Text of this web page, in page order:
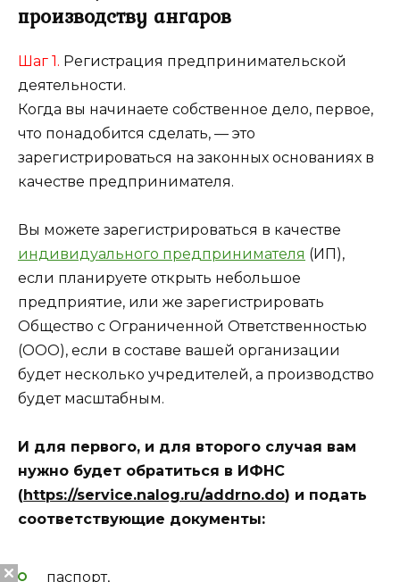
производству ангаров
Шаг 1. Регистрация предпринимательской
деятельности.
Когда вы начинаете собственное дело, первое,
что понадобится сделать, — это
зарегистрироваться на законных основаниях в
качестве предпринимателя.
Вы можете зарегистрироваться в качестве
индивидуального предпринимателя (ИП),
если планируете открыть небольшое
предприятие, или же зарегистрировать
Общество с Ограниченной Ответственностью
(ООО), если в составе вашей организации
будет несколько учредителей, а производство
будет масштабным.
И для первого, и для второго случая вам
нужно будет обратиться в ИФНС
(https://service.nalog.ru/addrno.do) и подать
соответствующие документы:
паспорт,